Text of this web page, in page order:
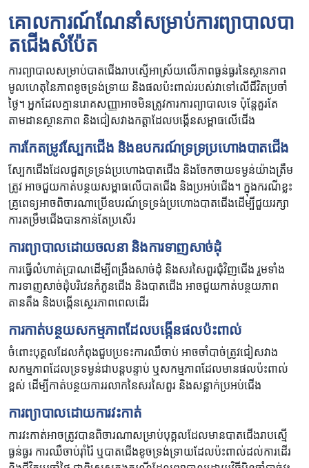
គោលការណ៍ណែនាំសម្រាប់ការព្យាបាលបា
តជើងសំប៉ែត
ការព្យាបាលសម្រាប់បាតជើងរាបស្មើអាស្រ័យលើភាពធ្ងន់ធ្ងរនៃស្ថានភាព
មូលហេតុនៃភាពខូចទ្រង់ទ្រាយ និងផលប៉ះពាល់របស់វាទៅលើជីវិតប្រចាំ
ថ្ងៃ។ អ្នកដែលគ្មានរោគសញ្ញាអាចមិនត្រូវការការព្យាបាលទេ ប៉ុន្តែគួរតែ
តាមដានស្ថានភាព និងជៀសវាងកត្តាដែលបង្កើនសម្ពាធលើជើង
ការកែតម្រូវស្បែកជើង និងឧបករណ៍ទ្រទ្រប្រហោងបាតជើង
ស្បែកជើងដែលជួតទ្រទ្រង់ប្រហោងបាតជើង និងចែកចាយទម្ងន់យ៉ាងត្រឹម
ត្រូវ អាចជួយកាត់បន្ថយសម្ពាធលើបាតជើង និងប្រអប់ជើង។ ក្នុងករណីខ្លះ
គ្រូពេទ្យអាចពិចារណាប្រើឧបរណ៍ទ្រទ្រង់ប្រហោងបាតជើងដើម្បីជួយរក្សា
ការតម្រឹមជើងបានកាន់តែប្រសើរ
ការព្យាបាលដោយចលនា និងការទាញសាច់ដុំ
ការធ្វើលំហាត់ប្រាណដើម្បីពង្រឹងសាច់ដុំ និងសរសៃពួរជុំវិញជើង រួមទាំង
ការទាញសាច់ដុំបរិវេនកំភួនជើង និងបាតជើង អាចជួយកាត់បន្ថយភាព
តានតឹង និងបង្កើនស្ថេរភាពពេលដើរ
ការកាត់បន្ថយសកម្មភាពដែលបង្កើនផលប៉ះពាល់
ចំពោះបុគ្គលដែលកំពុងជួបប្រទះការឈឺចាប់ អាចចាំបាច់ត្រូវជៀសវាង
សកម្មភាពដែលទ្រទម្ងន់ជាបន្តបន្ទាប់ ឬសកម្មភាពដែលមានផលប៉ះពាល់
ខ្ពស់ ដើម្បីកាត់បន្ថយការរលាកនៃសរសៃពួរ និងសន្លាក់ប្រអប់ជើង
ការព្យាបាលដោយការវះកាត់
ការវះកាត់អាចត្រូវបានពិចារណាសម្រាប់បុគ្គលដែលមានបាតជើងរាបស្មើ
ធ្ងន់ធ្ងរ ការឈឺចាប់រ៉ាំរ៉ៃ ឬបាតជើងខូចទ្រង់ទ្រាយដែលប៉ះពាល់ដល់ការដើរ